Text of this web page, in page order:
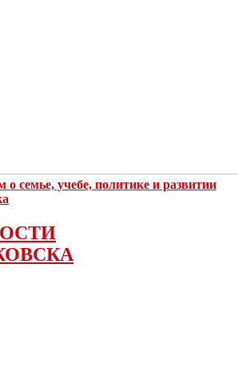
о семье, учебе, политике и развитии